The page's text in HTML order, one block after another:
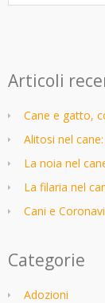
Articoli
Cane e gatto,
Alitosi nel
La noia nel
La filaria nel
Cani e
Categorie
Adozioni